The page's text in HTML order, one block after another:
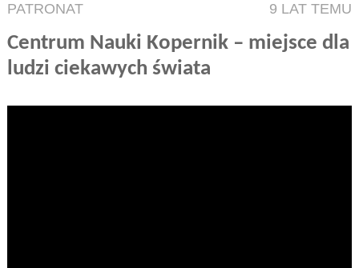
PATRONAT 9 LAT TEMU
Centrum Nauki Kopernik – miejsce dla
ludzi ciekawych świata